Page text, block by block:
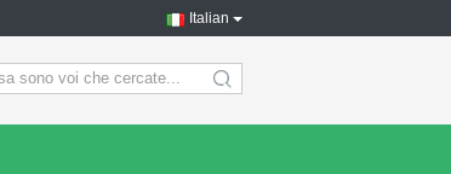
Italian
search